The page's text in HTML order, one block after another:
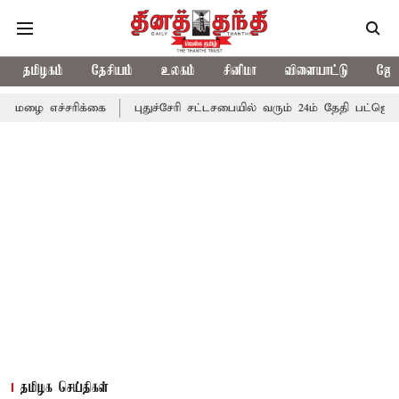
தமிழகம் தேசியம் உலகம் சினிமா விளையாட்டு
புதுச்சேரி சட்டசபையில் வரும் 24ம் தேதி பட்ஜெட் தாக்கல்
தமிழக செய்திகள்